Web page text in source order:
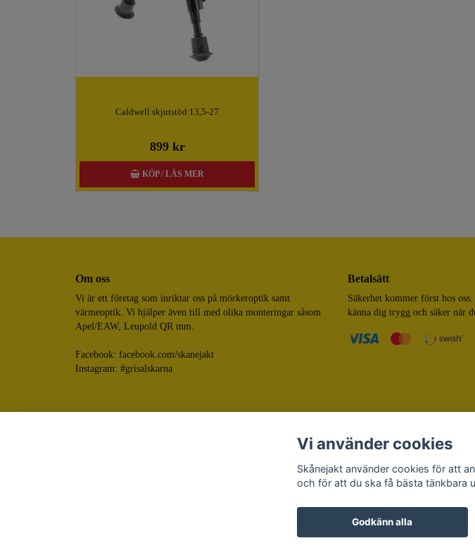
Caldwell skjutstöd 13,5-27
899 kr
KÖP / LÄS MER
Om oss
Vi är ett företag som inriktar oss på mörkeroptik samt
värmeoptik. Vi hjälper även till med olika monteringar såsom
Apel/EAW, Leupold QR mm.
Facebook: facebook.com/skanejakt
Instagram: #grisalskarna
Betalsätt
Säkerhet kommer först hos
känna dig trygg och säker när
Vi använder cookies
Skånejakt använder cookies för att
och för att du ska få bästa tänkbara
Godkänn alla